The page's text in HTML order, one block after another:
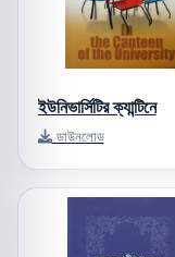
ইউনিভার্সিটির ক্যান্টিনে
ডাউনলোড